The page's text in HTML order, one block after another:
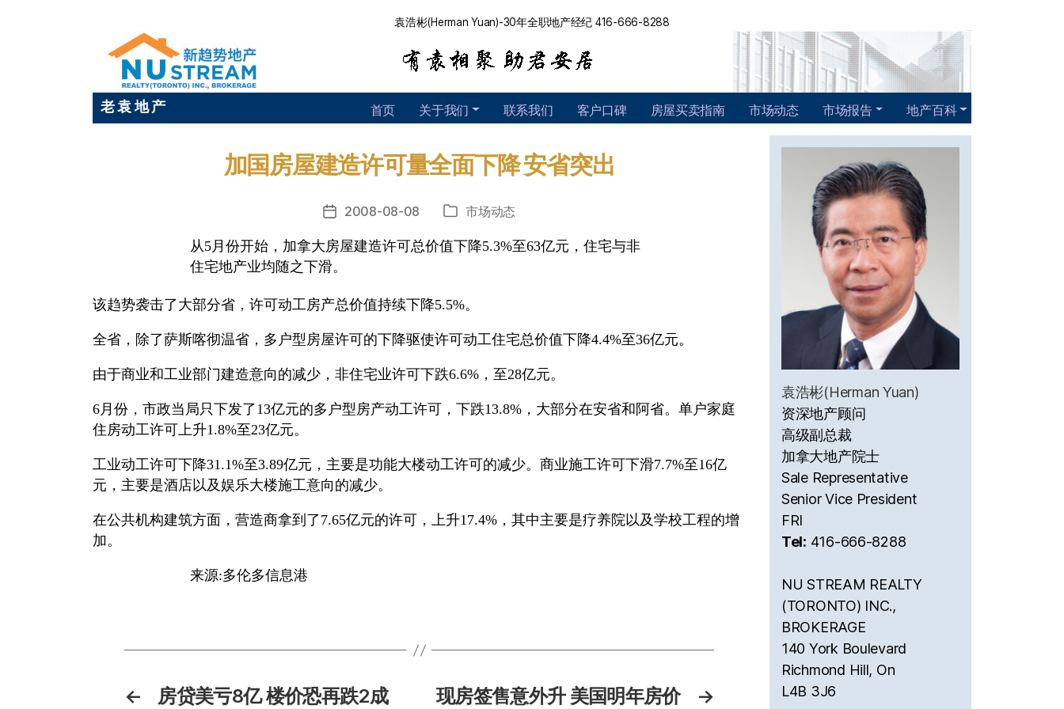
袁浩彬(Herman Yuan)-30年全职地产经纪 416-666-8288
老 袁 地 产 首页 关于我们 联系我们 客户口碑 房屋买卖指南 市场动态 市场报告 地产百科
加国房屋建造许可量全面下降 安省突出
发
日
期
2008-08-08
分 市场动态
从5月份开始，加拿大房屋建造许可总价值下降5.3%至63亿元，住宅与非
住宅地产业均随之下滑。
该趋势袭击了大部分省，许可动工房产总价值持续下降5.5%。
全省，除了萨斯喀彻温省，多户型房屋许可的下降驱使许可动工住宅总价值下降4.4%至36亿元。
由于商业和工业部门建造意向的减少，非住宅业许可下跌6.6%，至28亿元。
6月份，市政当局只下发了13亿元的多户型房产动工许可，下跌13.8%，大部分在安省和阿省。单户家庭
住房动工许可上升1.8%至23亿元。
工业动工许可下降31.1%至3.89亿元，主要是功能大楼动工许可的减少。商业施工许可下滑7.7%至16亿
元，主要是酒店以及娱乐大楼施工意向的减少。
在公共机构建筑方面，营造商拿到了7.65亿元的许可，上升17.4%，其中主要是疗养院以及学校工程的增
加。
来源:多伦多信息港
← 房贷美亏8亿 楼价恐再跌2成 →
现房签售意外升 美国明年房价
袁浩彬(Herman Yuan)
资深地产顾问
高级副总裁
加拿大地产院士
Sale Representative
Senior Vice President
FRI
Tel: 416-666-8288
NU STREAM REALTY
(TORONTO) INC.,
BROKERAGE
140 York Boulevard
Richmond Hill, On
L4B 3J6